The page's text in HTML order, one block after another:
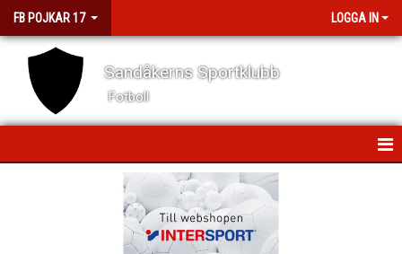
FB POJKAR 17 LOGGA IN
Sandåkerns Sportklubb
Fotboll